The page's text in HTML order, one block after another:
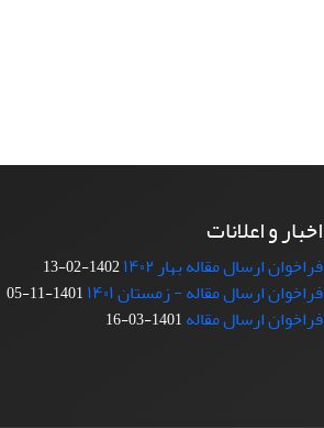
اخبار و اعلانات
فراخوان ارسال مقاله بهار ۱۴۰۲ 1402-02-13
فراخوان ارسال مقاله - زمستان ۱۴۰۱ 1401-11-05
فراخوان ارسال مقاله1401-03-16